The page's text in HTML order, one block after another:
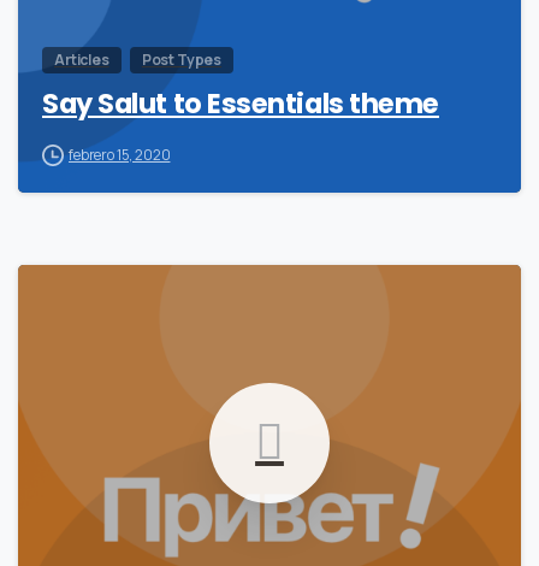
Articles Post Types
Say Salut to Essentials theme
febrero 15, 2020